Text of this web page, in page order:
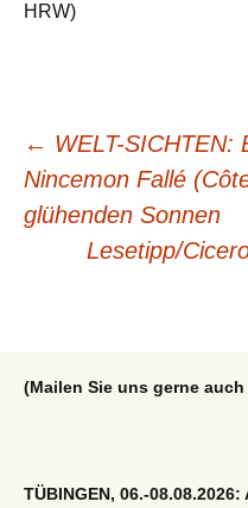
HRW)
← WELT-SICHTEN:
Nincemon Fallé
glühenden Sonnen
Lesetipp/
(Mailen Sie uns gerne auch
TÜBINGEN, 06.-